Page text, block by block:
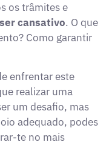
os trâmites e
cansativo. O que
Como garantir
enfrentar este
realizar uma
um desafio, mas
adequado, podes
te no mais